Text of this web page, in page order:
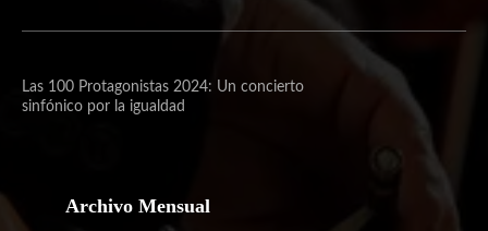
Las 100 Protagonistas 2024: Un concierto
sinfónico por la igualdad
Archivo Mensual